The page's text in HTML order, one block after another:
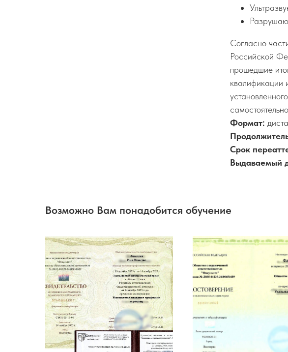
Согласно
Российской
прошедшие
квалификации
Формат:
Срок
Выдаваемый
Возможно Вам понадобится обучение